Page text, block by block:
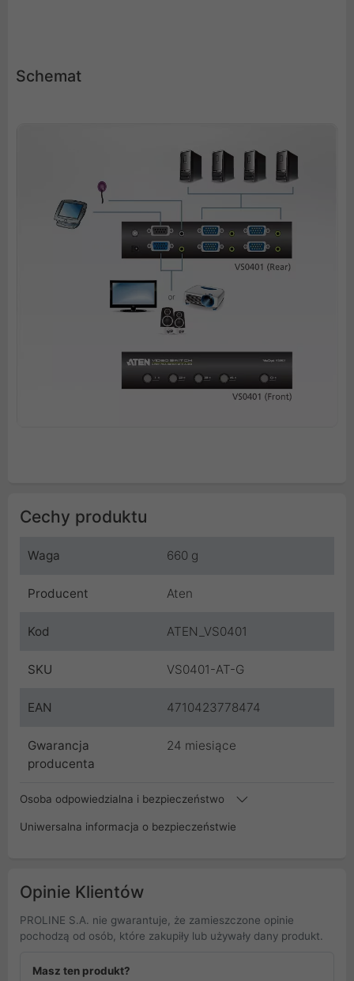
Schemat
Cechy produktu
Waga 660 g
Producent Aten
Kod ATEN_VS0401
SKU VS0401-AT-G
EAN 4710423778474
Gwarancja
producenta
24 miesiące
Osoba odpowiedzialna i bezpieczeństwo
Uniwersalna informacja o bezpieczeństwie
Opinie Klientów
PROLINE S.A. nie gwarantuje, że zamieszczone opinie
pochodzą od osób, które zakupiły lub używały dany produkt.
Masz ten produkt?